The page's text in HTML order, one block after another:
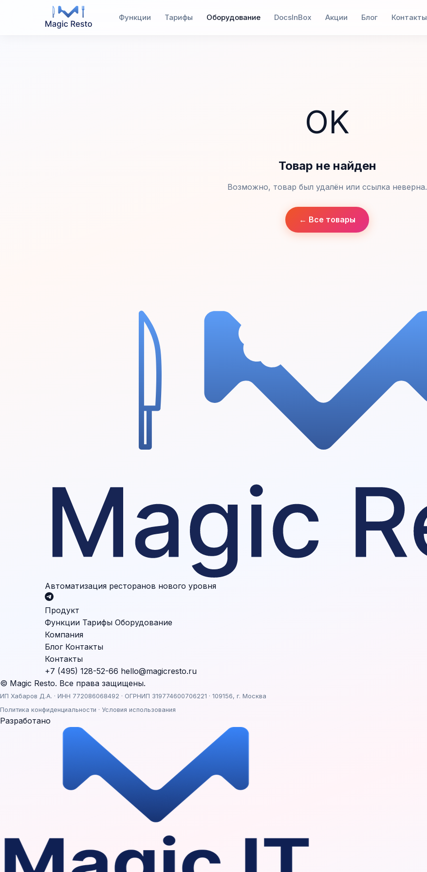
Функции Тарифы Оборудование DocsInBox Акции Блог Контакты
OK
Товар не найден
Возможно, товар был удалён или ссылка неверна.
← Все товары
Автоматизация ресторанов нового уровня
Продукт
Функции Тарифы Оборудование
Компания
Блог Контакты
Контакты
+7 (495) 128-52-66 hello@magicresto.ru
© Magic Resto. Все права защищены.
ИП Хабаров Д.А. · ИНН 772086068492 · ОГРНИП 319774600706221 · 109156, г. Москва
Политика конфиденциальности · Условия использования
Разработано